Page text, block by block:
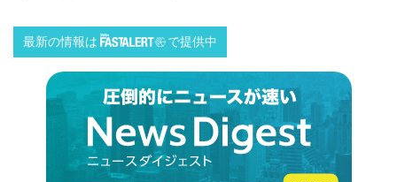
最新の情報は で提供中